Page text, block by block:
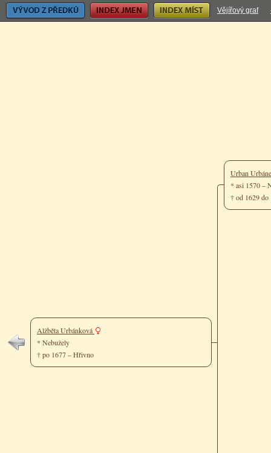
Vývod z předků Index jmen Index míst Vějířový graf
Alžběta Urbánková
* Nebužely
† po 1677 – Hřivno
Urban
* asi 1570 –
† od 1629